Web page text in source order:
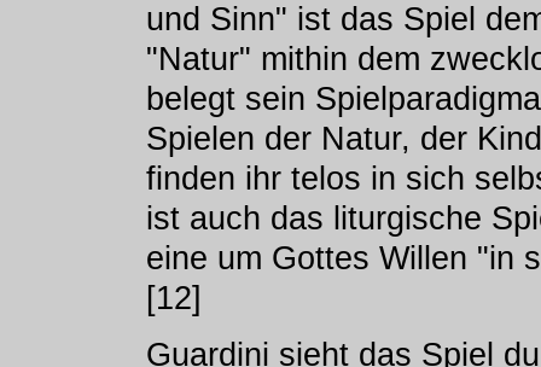
und Sinn" ist das Spiel
"Natur" mithin dem
belegt sein
Spielen der Natur, der
finden ihr telos in sich
ist auch das liturgische
eine um Gottes Willen "in
[12]
Guardini sieht das Spiel